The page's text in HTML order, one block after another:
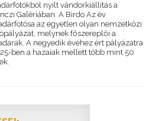
nyílt vándorkiállítás a
Galériában. A Birdo Az év
az egyetlen olyan nemzetközi
melynek főszereplői a
A negyedik évéhez ért pályázatra
ben a hazaiak mellett több mint 50